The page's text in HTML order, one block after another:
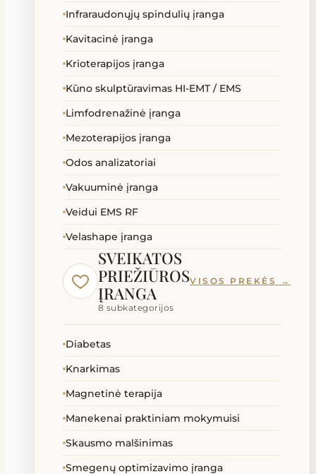
Reabilitacinės priemonės
Technika neįgaliems
Infraraudonųjų spindulių įranga
Kavitacinė įranga
Krioterapijos įranga
Kūno skulptūravimas HI-EMT / EMS
Limfodrenažinė įranga
Mezoterapijos įranga
Odos analizatoriai
Vakuuminė įranga
Veidui EMS RF
Velashape įranga
SVEIKATOS
PRIEŽIŪROS
ĮRANGA
8 subkategorijos
VISOS PREKĖS →
Diabetas
Knarkimas
Magnetinė terapija
Manekenai praktiniam mokymuisi
Skausmo malšinimas
Smegenų optimizavimo įranga